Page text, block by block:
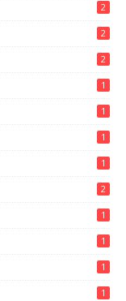
2
2
2
1
1
1
1
2
1
1
1
1